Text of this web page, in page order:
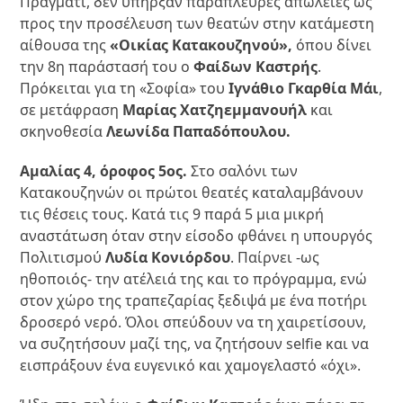
προς την προσέλευση των θεατών στην κατάμεστη
αίθουσα της«Οικίας Κατακουζηνού», όπου δίνει
την 8η παράστασή του οΦαίδων Καστρής.
Πρόκειται για τη «Σοφία» τουΙγνάθιο Γκαρθία Μάι,
σε μετάφραση Μαρίας Χατζηεμμανουήλ και
σκηνοθεσίαΛεωνίδα Παπαδόπουλου.
Αμαλίας 4, όροφος 5ος. Στο σαλόνι των
Κατακουζηνών οι πρώτοι θεατές καταλαμβάνουν
τις θέσεις τους. Κατά τις 9 παρά 5 μια μικρή
αναστάτωση όταν στην είσοδο φθάνει η υπουργός
ΠολιτισμούΛυδία Κονιόρδου. Παίρνει -ως
ηθοποιός- την ατέλειά της και το πρόγραμμα, ενώ
στον χώρο της τραπεζαρίας ξεδιψά με ένα ποτήρι
δροσερό νερό. Όλοι σπεύδουν να τη χαιρετίσουν,
να συζητήσουν μαζί της, να ζητήσουν selfie και να
εισπράξουν ένα ευγενικό και χαμογελαστό «όχι».